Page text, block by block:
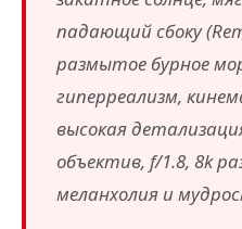
падающий сбоку (
размытое бурное
гиперреализм,
высокая
объектив, f/1.8, 8k
меланхолия и